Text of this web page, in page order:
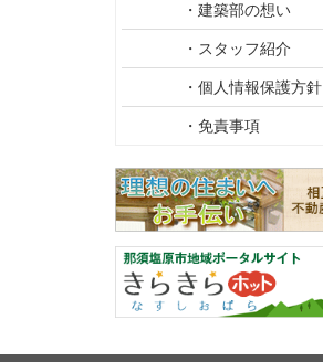
・建築部の想い
・スタッフ紹介
・個人情報保護方針
・免責事項